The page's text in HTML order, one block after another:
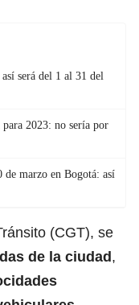
será del 1 al 31 del
2023: no sería por
marzo en Bogotá: así
(CGT), se
de la ciudad,